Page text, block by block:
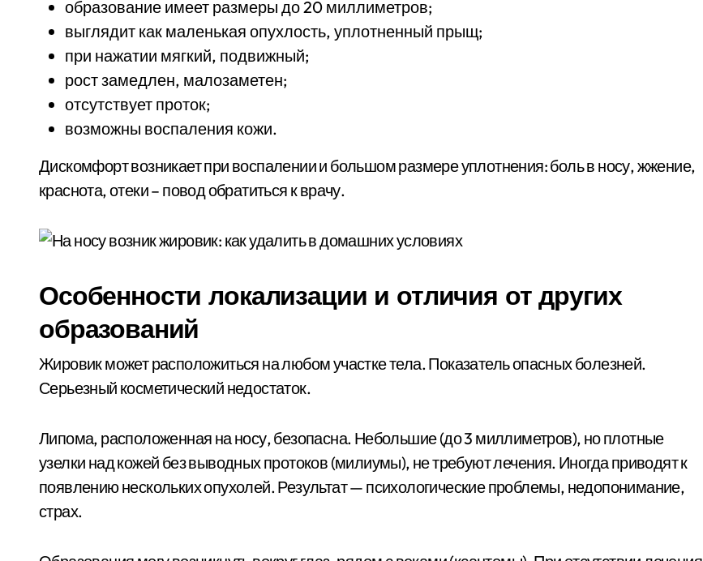
образование имеет размеры до 20 миллиметров;
выглядит как маленькая опухлость, уплотненный прыщ;
при нажатии мягкий, подвижный;
рост замедлен, малозаметен;
отсутствует проток;
возможны воспаления кожи.
Дискомфорт возникает при воспалении и большом размере уплотнения: боль в носу, жжение,
краснота, отеки – повод обратиться к врачу.
Особенности локализации и отличия от других
образований
Жировик может расположиться на любом участке тела. Показатель опасных болезней.
Серьезный косметический недостаток.
Липома, расположенная на носу, безопасна. Небольшие (до 3 миллиметров), но плотные
узелки над кожей без выводных протоков (милиумы), не требуют лечения. Иногда приводят к
появлению нескольких опухолей. Результат — психологические проблемы, недопонимание,
страх.